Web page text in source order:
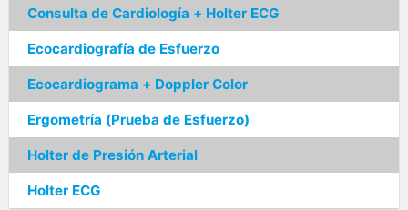
Consulta de Cardiología + Holter ECG
Ecocardiografía de Esfuerzo
Ecocardiograma + Doppler Color
Ergometría (Prueba de Esfuerzo)
Holter de Presión Arterial
Holter ECG